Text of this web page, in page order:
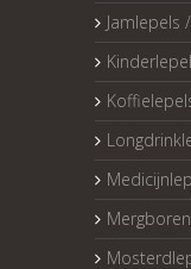
Jamlepels
Mergboren